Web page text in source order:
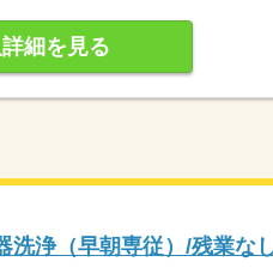
細を見る
洗浄（早朝専従）/残業な